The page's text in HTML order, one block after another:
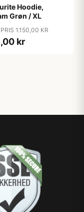
Hoodie,
Grøn / XL
1.150,00 KR
kr